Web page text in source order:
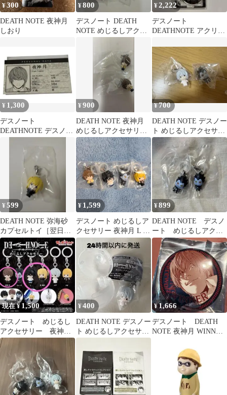
¥300
DEATH NOTE 夜神月
しおり
¥800
デスノート DEATH
NOTE めじるしアクセ
¥2,222
デスノート
DEATHNOTE アクリル
ンド ニア メロ
¥ 1,300
デスノート
DEATHNOTE デスノー
ルカード 名刺
¥900
DEATH NOTE 夜神月
めじるしアクセサリー
2個セット
¥700
DEATH NOTE デスノー
ト めじるしアクセサリ
ー ニア リューク
¥599
DEATH NOTE 弥海砂
カプセルトイ［翌日発
送］
¥ 1,599
デスノート めじるしア
クセサリー 夜神月 L リ
ューク メロ まとめ売り
②
¥899
DEATH NOTE デスノ
ート めじるしアクセ
サリー リューク
現在 ¥ 1,500
デスノート めじるし
アクセサリー 夜神
月 L ミサ
¥400
DEATH NOTE デスノー
ト めじるしアクセサリ
ー ニア
¥1,666
デスノート DEATH
NOTE 夜神月 WINNER